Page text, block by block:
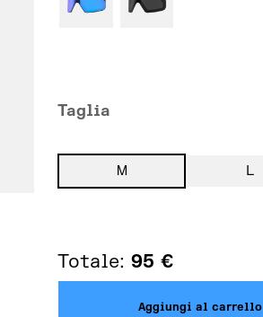
Taglia
M L
Totale:95 €
Aggiungi al carrello